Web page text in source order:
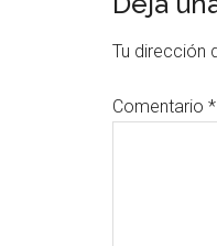
con
Tu dirección
Comentario *